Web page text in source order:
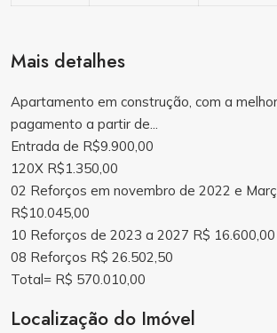
Mais detalhes
Apartamento em construção, com a
pagamento a partir de...
Entrada de R$9.900,00
120X R$1.350,00
02 Reforços em novembro de 2022 e
R$10.045,00
10 Reforços de 2023 a 2027 R$ 16.600,00
08 Reforços R$ 26.502,50
Total= R$ 570.010,00
Localização do Imóvel